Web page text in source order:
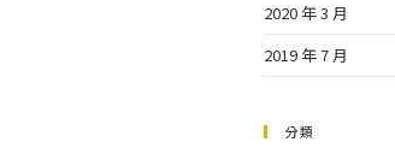
2020 年 3 月
2019 年 7 月
分類